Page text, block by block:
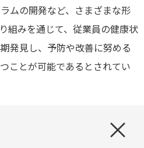
×
ムの開発など、さまざまな形
組みを通じて、従業員の健康状
発見し、予防や改善に努める
ことが可能であるとされてい